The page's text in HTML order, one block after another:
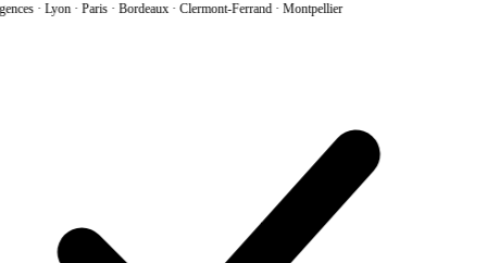
·Lyon · Paris · Bordeaux · Clermont-Ferrand · Montpellier